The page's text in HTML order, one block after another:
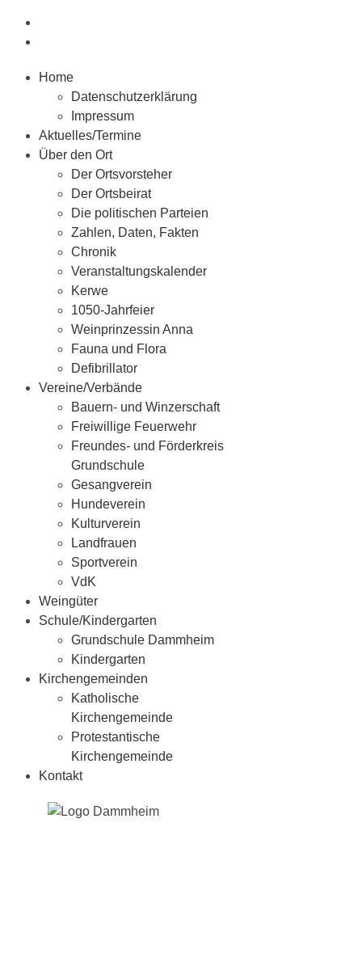
Home
Datenschutzerklärung
Impressum
Aktuelles/Termine
Über den Ort
Der Ortsvorsteher
Der Ortsbeirat
Die politischen Parteien
Zahlen, Daten, Fakten
Chronik
Veranstaltungskalender
Kerwe
1050-Jahrfeier
Weinprinzessin Anna
Fauna und Flora
Defibrillator
Vereine/Verbände
Bauern- und Winzerschaft
Freiwillige Feuerwehr
Freundes- und Förderkreis
Grundschule
Gesangverein
Hundeverein
Kulturverein
Landfrauen
Sportverein
VdK
Weingüter
Schule/Kindergarten
Grundschule Dammheim
Kindergarten
Kirchengemeinden
Katholische
Kirchengemeinde
Protestantische
Kirchengemeinde
Kontakt